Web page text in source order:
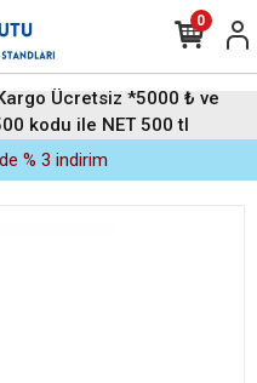
Ücretsiz *5000 ₺ ve
kodu ile NET 500 tl
% 3 indirim
0